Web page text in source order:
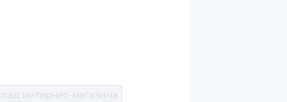
интернет-магазина